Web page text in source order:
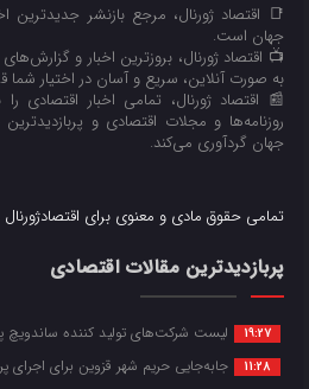
📑 اقتصاد ژورنال، مرجع بازنشر جدیدترین
جهان است.
📺 اقتصاد ژورنال، بروزترین اخبار و
به صورت آنلاین، سریع و آسان در اختیار شما
📰 اقتصاد ژورنال، تمامی اخبار اقتصادی
روزنامه‌ها و مجلات اقتصادی و
جهان گردآوری می‌کند.
تمامی حقوق مادی و معنوی برای
پربازدیدترین مقالات اقتصادی
19:27 لیست شرکت‌های تولید کننده ساندویچ
11:28 جابه‌جایی حریم شهر قزوین برای اجرای